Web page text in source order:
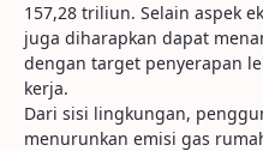
157,28 triliun. Selain aspek
juga diharapkan dapat
dengan target penyerapan
kerja.
Dari sisi lingkungan,
menurunkan emisi gas